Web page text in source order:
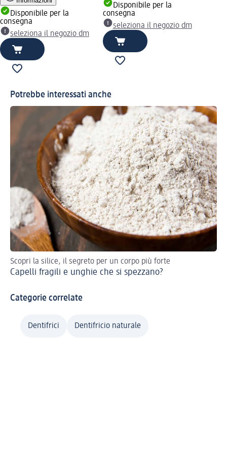
Disponibile per la
consegna
seleziona il negozio dm
Disponibile per la
consegna
seleziona il negozio dm
Potrebbe interessati anche
Scopri la silice, il segreto per un corpo più forte
Capelli fragili e unghie che si spezzano?
Categorie correlate
Dentifrici Dentifricio naturale